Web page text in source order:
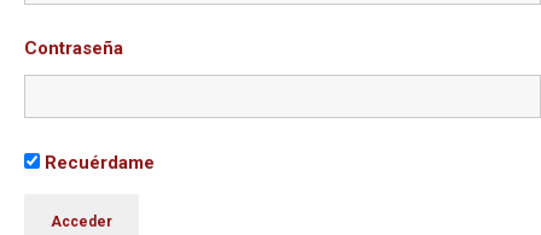
Contraseña
Recuérdame